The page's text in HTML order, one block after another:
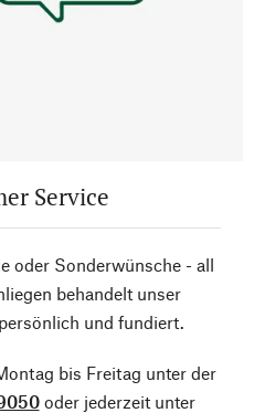
Service
oder Sonderwünsche - all
behandelt unser
und fundiert.
bis Freitag unter der
oder jederzeit unter